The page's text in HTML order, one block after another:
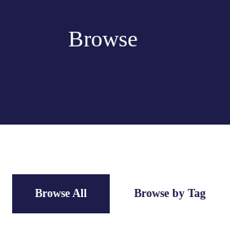
Browse
Browse All Browse by Tag